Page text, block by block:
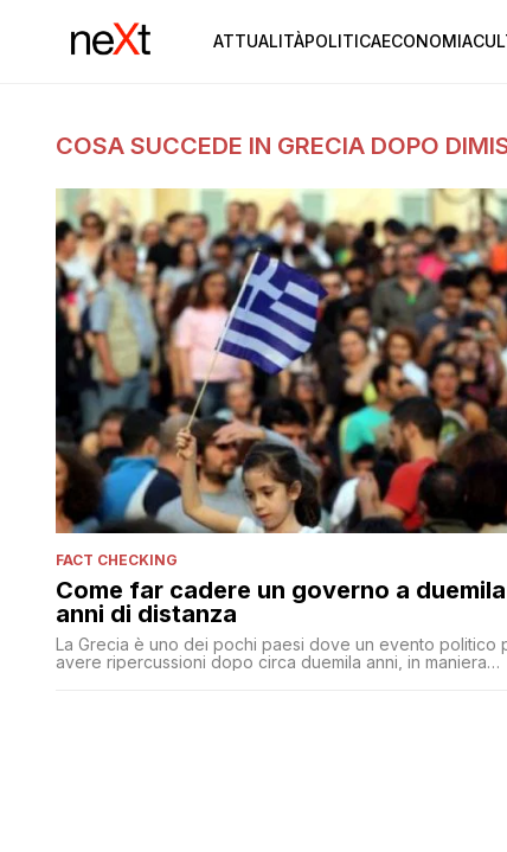
ATTUALITÀPOLITICAECONOMIA
COSA SUCCEDE IN GRECIA DOPO
FACT CHECKING
Come far cadere un governo a duemila
anni di distanza
La Grecia è uno dei pochi paesi dove un evento politico
avere ripercussioni dopo circa duemila anni, in maniera